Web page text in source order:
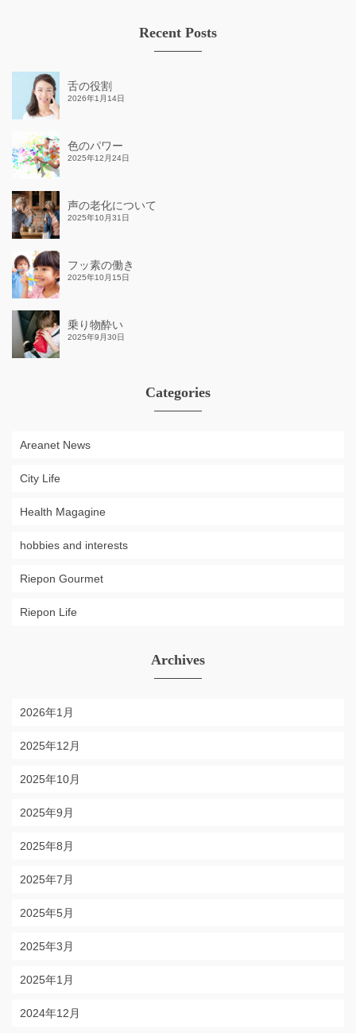
Recent Posts
舌の役割
2026年1月14日
色のパワー
2025年12月24日
声の老化について
2025年10月31日
フッ素の働き
2025年10月15日
乗り物酔い
2025年9月30日
Categories
Areanet News
City Life
Health Magagine
hobbies and interests
Riepon Gourmet
Riepon Life
Archives
2026年1月
2025年12月
2025年10月
2025年9月
2025年8月
2025年7月
2025年5月
2025年3月
2025年1月
2024年12月